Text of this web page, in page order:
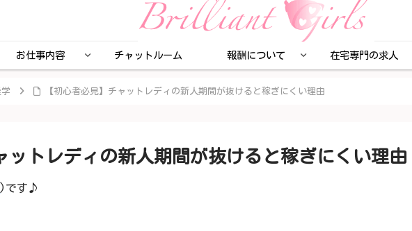
お仕事内容 チャットルーム 報酬について 在宅専門の求人
【初心者必見】チャットレディの新人期間が抜けると稼ぎにくい理由
ットレディの新人期間が抜けると稼ぎにくい理由
)です♪